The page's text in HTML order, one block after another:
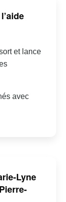
et lance
avec
Lyne